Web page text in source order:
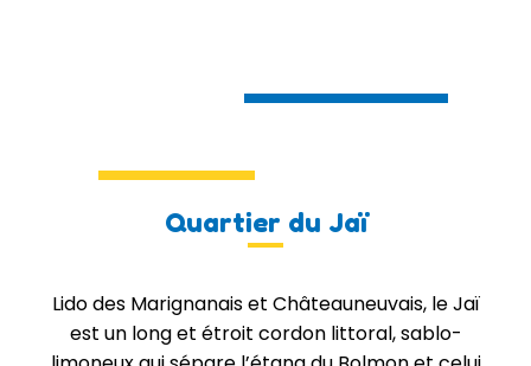
Quartier du Jaï
Lido des Marignanais et Châteauneuvais, le Jaï
est un long et étroit cordon littoral, sablo-